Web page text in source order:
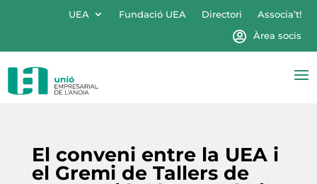
UEA Fundació UEA Directori
Associa’t!
Àrea socis
El conveni entre la UEA i
el Gremi de Tallers de